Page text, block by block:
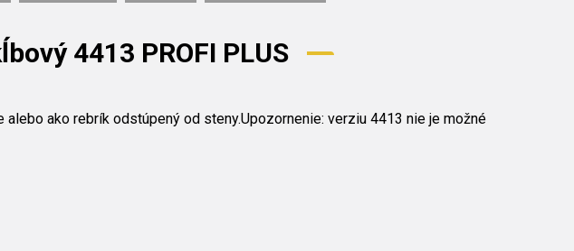
4413 PROFI PLUS
ako rebrík odstúpený od steny.Upozornenie: verziu 4413 nie je možné